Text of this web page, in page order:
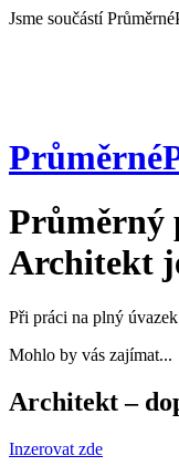
Jsme součástí
Průměrný
Architekt
Při práci na plný
Mohlo by vás zajímat...
Architekt –
Inzerovat zde